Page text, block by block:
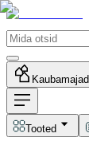
Kaubamajad
Tooted